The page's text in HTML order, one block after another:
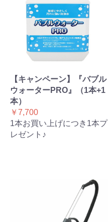
【キャンペーン】『バブル
ウォーターPRO』（1本+1
本）
￥7,700
1本お買い上げにつき1本プ
レゼント♪